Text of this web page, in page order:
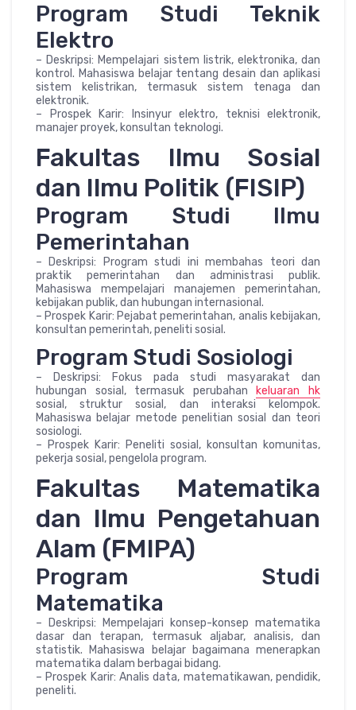
Program Studi Teknik
Elektro
– Deskripsi: Mempelajari sistem listrik, elektronika, dan
kontrol. Mahasiswa belajar tentang desain dan aplikasi
sistem kelistrikan, termasuk sistem tenaga dan
elektronik.
– Prospek Karir: Insinyur elektro, teknisi elektronik,
manajer proyek, konsultan teknologi.
Fakultas Ilmu Sosial
dan Ilmu Politik (FISIP)
Program Studi Ilmu
Pemerintahan
– Deskripsi: Program studi ini membahas teori dan
praktik pemerintahan dan administrasi publik.
Mahasiswa mempelajari manajemen pemerintahan,
kebijakan publik, dan hubungan internasional.
– Prospek Karir: Pejabat pemerintahan, analis kebijakan,
konsultan pemerintah, peneliti sosial.
Program Studi Sosiologi
– Deskripsi: Fokus pada studi masyarakat dan
hubungan sosial, termasuk perubahan keluaran hk
sosial, struktur sosial, dan interaksi kelompok.
Mahasiswa belajar metode penelitian sosial dan teori
sosiologi.
– Prospek Karir: Peneliti sosial, konsultan komunitas,
pekerja sosial, pengelola program.
Fakultas Matematika
dan Ilmu Pengetahuan
Alam (FMIPA)
Program Studi
Matematika
– Deskripsi: Mempelajari konsep-konsep matematika
dasar dan terapan, termasuk aljabar, analisis, dan
statistik. Mahasiswa belajar bagaimana menerapkan
matematika dalam berbagai bidang.
– Prospek Karir: Analis data, matematikawan, pendidik,
peneliti.